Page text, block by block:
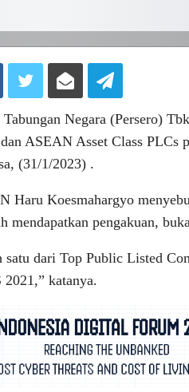
Negara (Persero)
ASEAN Asset Class PLCs
(31/1/2023) .
Haru Koesmahargyo
mendapatkan pengakuan,
satu dari Top Public Listed
2021,” katanya.